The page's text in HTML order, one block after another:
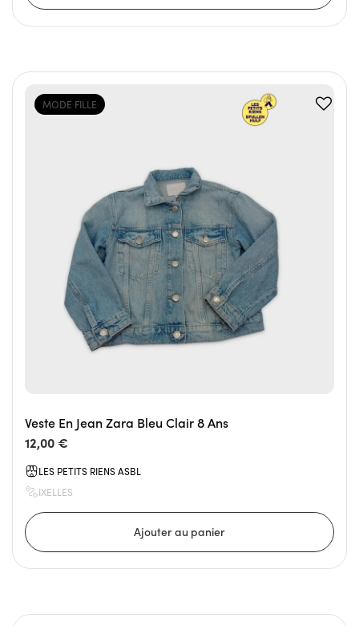
MODE FILLE
Veste En Jean Zara Bleu Clair 8 Ans
12,00 €
LES PETITS RIENS ASBL
IXELLES